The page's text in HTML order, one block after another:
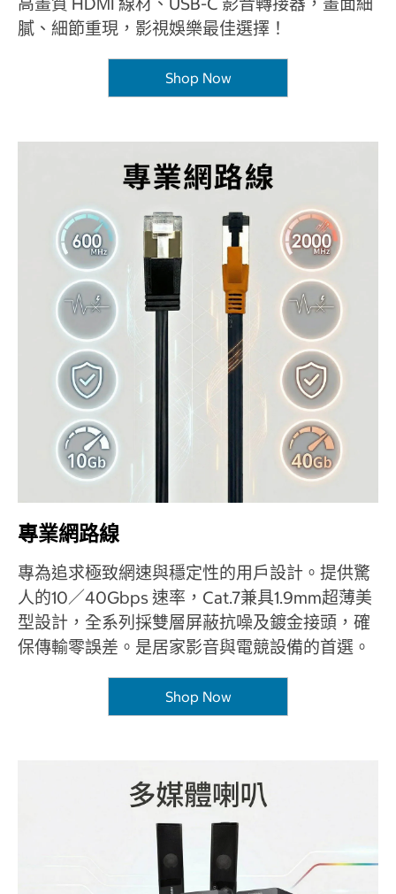
膩、細節重現，影視娛樂最佳選擇！
Shop Now
專業網路線
專為追求極致網速與穩定性的用戶設計。提供驚
人的10／40Gbps 速率，Cat.7兼具1.9mm超薄美
型設計，全系列採雙層屏蔽抗噪及鍍金接頭，確
保傳輸零誤差。是居家影音與電競設備的首選。
Shop Now